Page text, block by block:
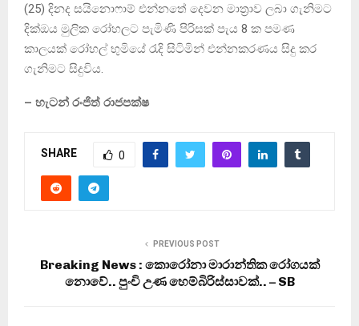
(25) දිනද සයිනොෆාම් එන්නතේ දෙවන මාත්‍රාව ලබා ගැනිමට
දික්ඔය මුලික රෝහලට පැමිණි පිරිසක් පැය 8 ක පමණ
කාලයක් රෝහල් භුමියේ රැදි සිටිමින් එන්නකරණය සිදු කර
ගැනිමට සිදුවිය.
– හැටන් රංජිත් රාජපක්ෂ
SHARE 0
PREVIOUS POST
Breaking News : කොරෝනා මාරාන්තික රෝගයක්
නොවේ.. පුංචි උණ හෙම්බිරිස්සාවක්.. – SB